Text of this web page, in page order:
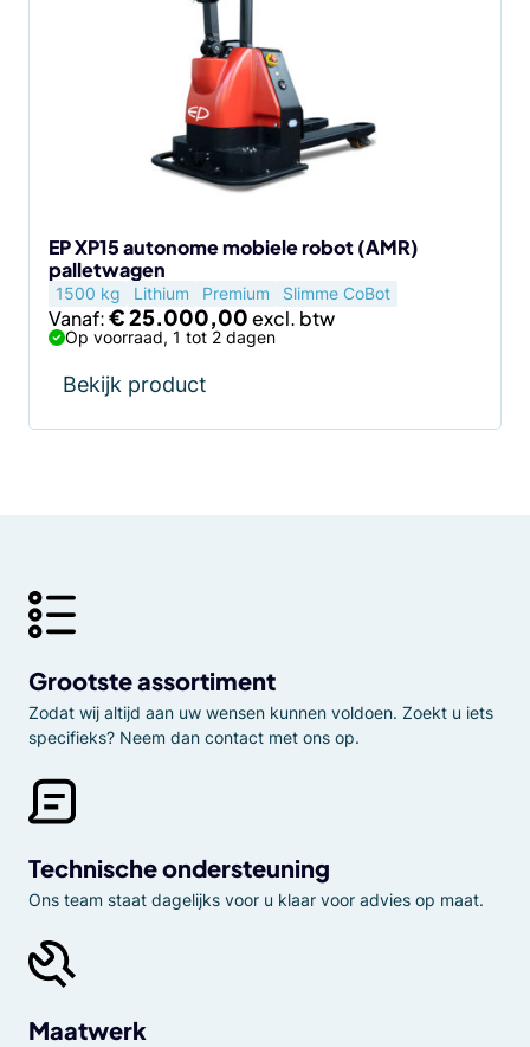
EP XP15 autonome mobiele robot (AMR)
palletwagen
1500 kg Lithium Premium Slimme CoBot
Vanaf:€25.000,00
Op voorraad, 1 tot 2 dagen
Bekijk product
Grootste assortiment
Zodat wij altijd aan uw wensen kunnen voldoen. Zoekt u iets
specifieks? Neem dan contact met ons op.
Technische ondersteuning
Ons team staat dagelijks voor u klaar voor advies op maat.
Maatwerk